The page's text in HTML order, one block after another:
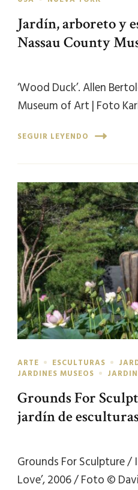
Jardín, arboreto y
Nassau County
‘Wood Duck’. Allen
Museum of Art | Foto
SEGUIR LEYENDO
ARTE ESCULTURAS
JARDINES MUSEOS
Grounds For
jardín de
Grounds For Sculpture /
Love’, 2006 / Foto ©